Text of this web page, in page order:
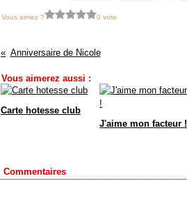
Vous aimez ? 0 vote
Anniversaire de Nicole
Vous aimerez aussi :
Carte hotesse club
J'aime mon facteur !
Commentaires